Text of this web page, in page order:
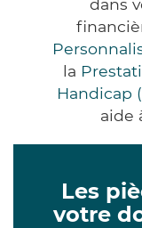
dans
la
Handicap
aide
Les
votre